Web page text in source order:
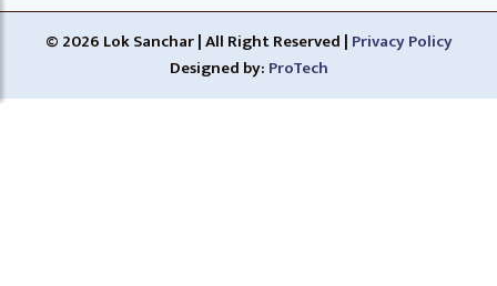
© 2026 Lok Sanchar | All Right Reserved | Privacy Policy
Designed by: ProTech